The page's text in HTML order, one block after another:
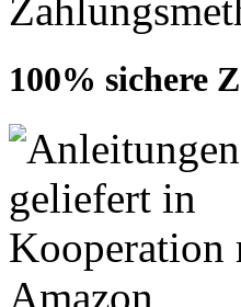
100% sichere